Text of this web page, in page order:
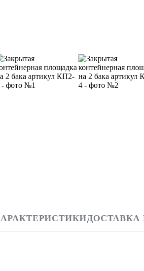
ДОСТАВКА